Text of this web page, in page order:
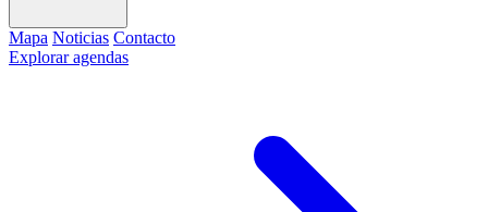
Mapa Noticias Contacto
Explorar agendas